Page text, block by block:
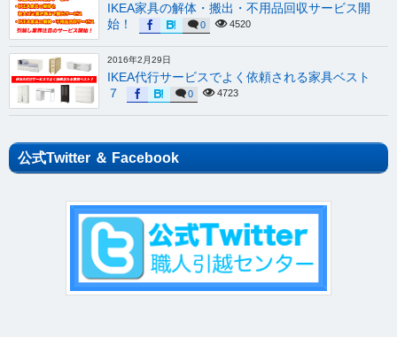
IKEA家具の解体・搬出・不用品回収サービス開
始！
0 4520
2016年2月29日
IKEA代行サービスでよく依頼される家具ベスト
７
0 4723
公式Twitter ＆ Facebook